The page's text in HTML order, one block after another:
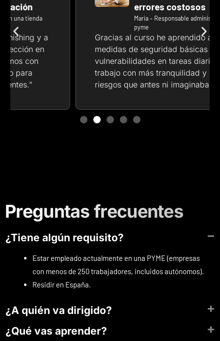
errores costosos
María – Responsable administrativa en una
Gracias al curso he aprendido a aplicar
medidas de seguridad básicas y a detectar
vulnerabilidades en tareas diarias. Ahora
trabajo con más tranquilidad y evito
riesgos que antes ni imaginaba.
Preguntas frecuentes
¿Tiene algún requisito?
Estar empleado actualmente en una PYME (empresas
con menos de 250 trabajadores, incluidos autónomos).
Residir en España.
¿A quién va dirigido?
¿Qué vas aprender?